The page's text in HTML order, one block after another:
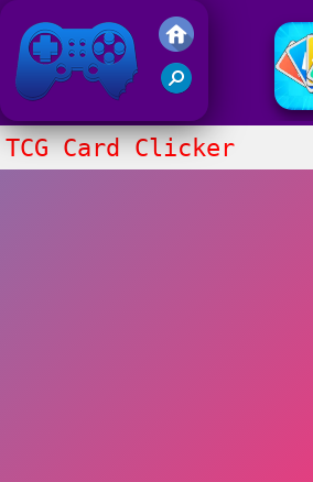
Gry Friv 5
TCG Card Clicker